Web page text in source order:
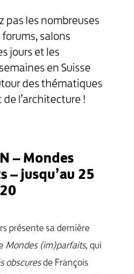
pas les nombreuses
salons
jours et les
en Suisse
des thématiques
l’architecture !
– Mondes
jusqu’au 25
présente sa dernière
Mondes (im)parfaits,qui
obscuresde François